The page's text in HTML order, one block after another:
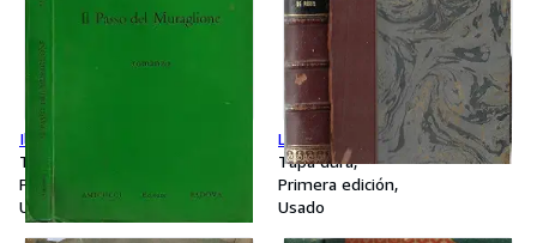
Il Passo del Muraglione
Tapa blanda
Primera edición
Usado
Les Derniers Jours de Paris
Tapa dura
Primera edición
Usado